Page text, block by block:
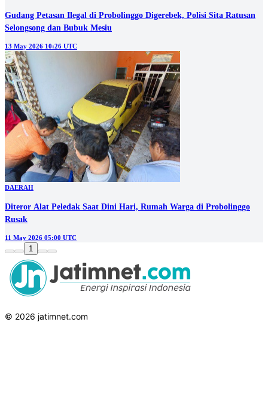
Gudang Petasan Ilegal di Probolinggo Digerebek, Polisi Sita Ratusan
Selongsong dan Bubuk Mesiu
13 May 2026 10:26 UTC
DAERAH
Diteror Alat Peledak Saat Dini Hari, Rumah Warga di Probolinggo
Rusak
11 May 2026 05:00 UTC
1
© 2026 jatimnet.com